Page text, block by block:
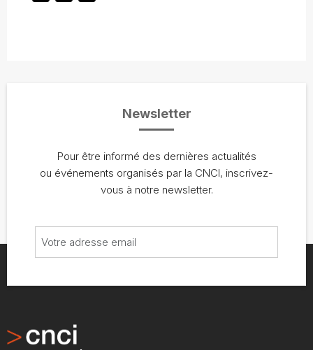
Newsletter
Pour être informé des dernières actualités
ou événements organisés par la CNCI, inscrivez-
vous à notre newsletter.